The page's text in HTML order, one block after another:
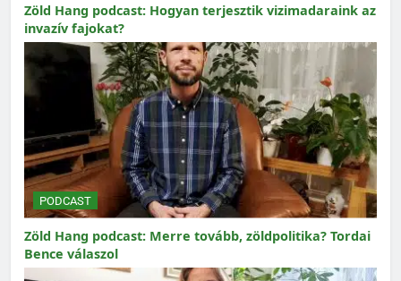
Zöld Hang podcast: Hogyan terjesztik vizimadaraink az
invazív fajokat?
PODCAST
Zöld Hang podcast: Merre tovább, zöldpolitika? Tordai
Bence válaszol